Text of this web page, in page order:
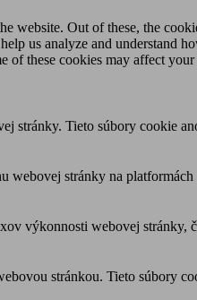
Out of these, the
us analyze and
of these cookies may affect
stránky. Tieto súbory cookie
stránky na
výkonnosti webovej stránky,
stránkou. Tieto súbory